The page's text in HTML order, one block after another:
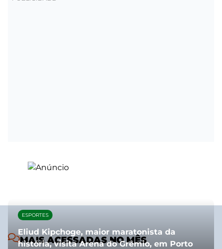
MAIS ACESSADAS NO MÊS
ESPORTES
Eliud Kipchoge, maior maratonista da
história, visita Arena do Grêmio, em Porto